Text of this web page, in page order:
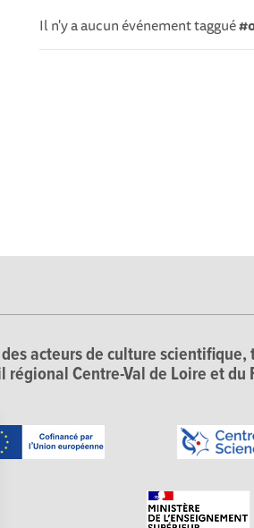
Il n'y a aucun événement taggué
acteurs de culture
régional Centre-Val de Loire et